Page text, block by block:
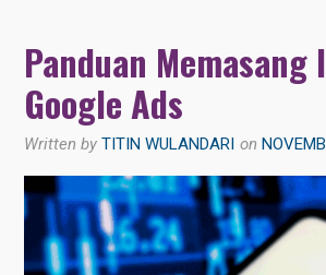
Panduan
Google Ads
Written byTITIN WULANDARI on